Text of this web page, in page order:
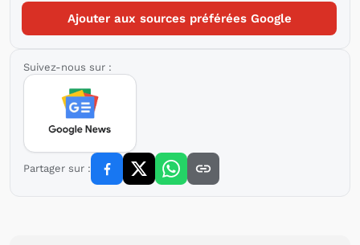
Ajouter aux sources préférées Google
Suivez-nous sur :
Partager sur :